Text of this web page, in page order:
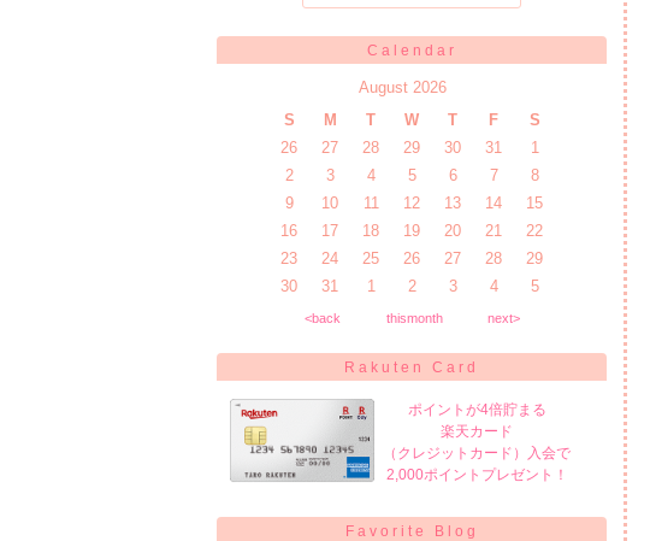
Calendar
August 2026
S
M T W T F
S
26
27 28 29 30 31
1
2
3 4 5 6 7
8
9
10 11 12 13 14
15
16
17 18 19 20 21
22
23
24 25 26 27 28
29
30
31 1 2 3 4 5
<back thismonth next>
Rakuten Card
ポイントが4倍貯まる
楽天カード
（クレジットカード）入会で
2,000ポイントプレゼント！
Favorite Blog